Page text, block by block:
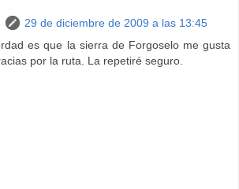
29 de diciembre de 2009 a las 13:45
es que la sierra de Forgoselo me gusta
por la ruta. La repetiré seguro.